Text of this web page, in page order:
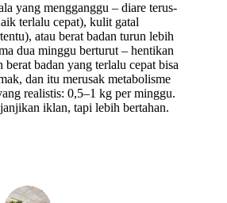
yang mengganggu – diare terus-
terlalu cepat), kulit gatal
atau berat badan turun lebih
dua minggu berturut – hentikan
berat badan yang terlalu cepat bisa
dan itu merusak metabolisme
realistis: 0,5–1 kg per minggu.
iklan, tapi lebih bertahan.